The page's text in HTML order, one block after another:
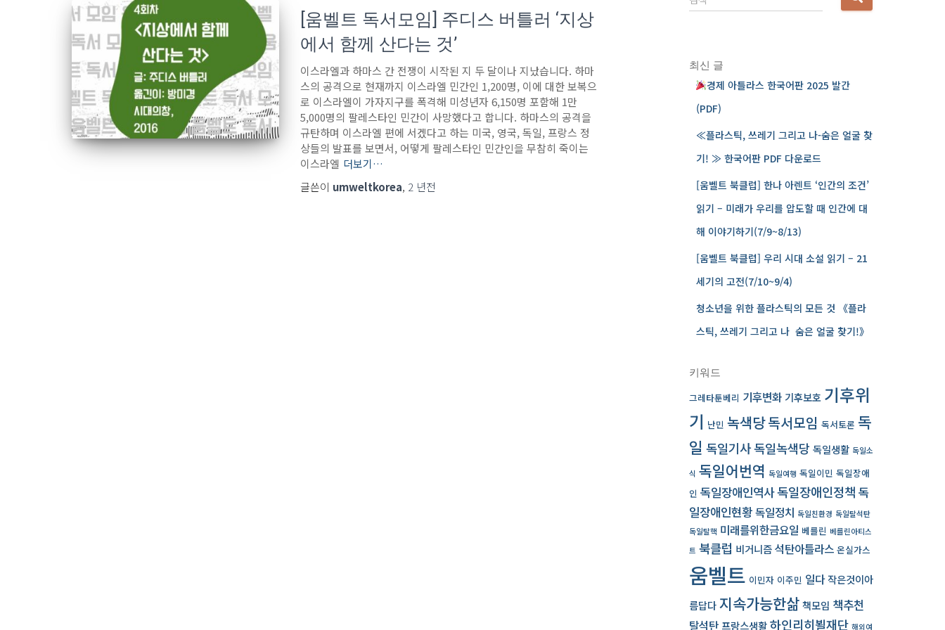
[움벨트 독서모임] 주디스 버틀러 ‘지상
에서 함께 산다는 것’
이스라엘과 하마스 간 전쟁이 시작된 지 두 달이나 지났습니다. 하마
스의 공격으로 현재까지 이스라엘 민간인 1,200명, 이에 대한 보복으
로 이스라엘이 가자지구를 폭격해 미성년자 6,150명 포함해 1만
5,000명의 팔레스타인 민간이 사망했다고 합니다. 하마스의 공격을
규탄하며 이스라엘 편에 서겠다고 하는 미국, 영국, 독일, 프랑스 정
상들의 발표를 보면서, 어떻게 팔레스타인 민간인을 무참히 죽이는
이스라엘 더보기…
글쓴이 umweltkorea, 2 년전
음
최신 글
경제 아틀라스 한국어판 2025 발간
(PDF)
≪플라스틱, 쓰레기 그리고 나-숨은 얼굴 찾
기! ≫ 한국어판 PDF 다운로드
[움벨트 북클럽] 한나 아렌트 ‘인간의 조건’
읽기 – 미래가 우리를 압도할 때 인간에 대
해 이야기하기(7/9~8/13)
[움벨트 북클럽] 우리 시대 소설 읽기 – 21
세기의 고전(7/10~9/4)
청소년을 위한 플라스틱의 모든 것 《플라
스틱, 쓰레기 그리고 나 ­ 숨은 얼굴 찾기!》
키워드
그레타툰베리 기후변화 기후보호 기후위
기 난민 녹색당독서모임 독서토론 독
일 독일기사독일녹색당 독일생활 독일소
식 독일어번역 독일여행 독일이민 독일장애
인 독일장애인역사독일장애인정책 독
일장애인현황독일정치 독일친환경 독일탈석탄
독일탈핵 미래를위한금요일 베를린 베를린아티스
트 북클럽 비거니즘 석탄아틀라스 온실가스
움벨트 이민자 이주민 일다 작은것이아
름답다 지속가능한삶 책모임 책추천
탈석탄 프랑스생활 하인리히뵐재단 해외여